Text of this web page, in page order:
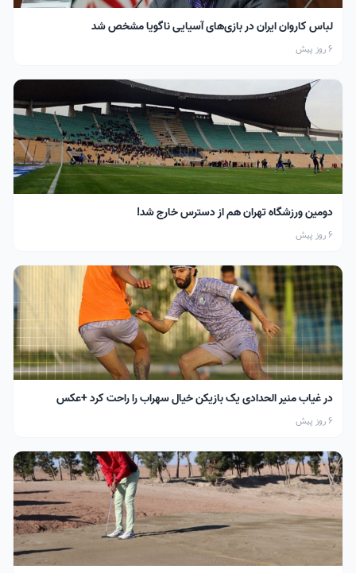
لباس کاروان ایران در بازی‌های آسیایی ناگویا مشخص شد
6 روز پیش
دومین ورزشگاه تهران هم از دسترس خارج شد!
6 روز پیش
در غیاب منیر الحدادی یک بازیکن خیال سهراب را راحت کرد +عکس
6 روز پیش